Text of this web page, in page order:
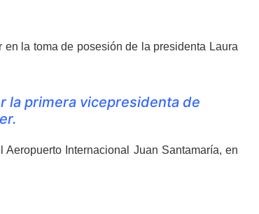
la toma de posesión de la presidenta Laura
la primera vicepresidenta de
Internacional Juan Santamaría, en